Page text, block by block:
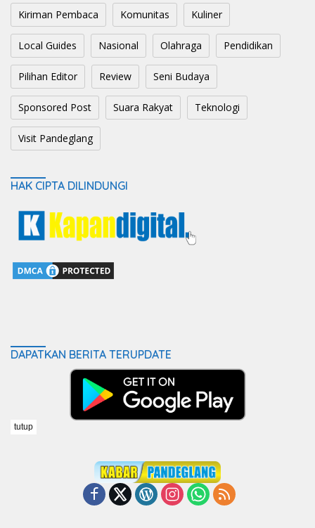
Kiriman Pembaca Komunitas Kuliner
Local Guides Nasional Olahraga Pendidikan
Pilihan Editor Review Seni Budaya
Sponsored Post Suara Rakyat Teknologi
Visit Pandeglang
HAK CIPTA DILINDUNGI
DAPATKAN BERITA TERUPDATE
tutup